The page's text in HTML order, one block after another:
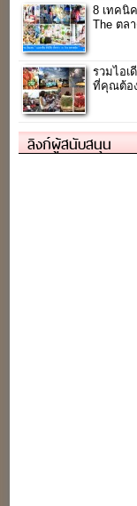
8 เทคนิ
The ตล
รวมไอเ
ที่คุณต้อ
ลิงก์ผู้สนับสนุน